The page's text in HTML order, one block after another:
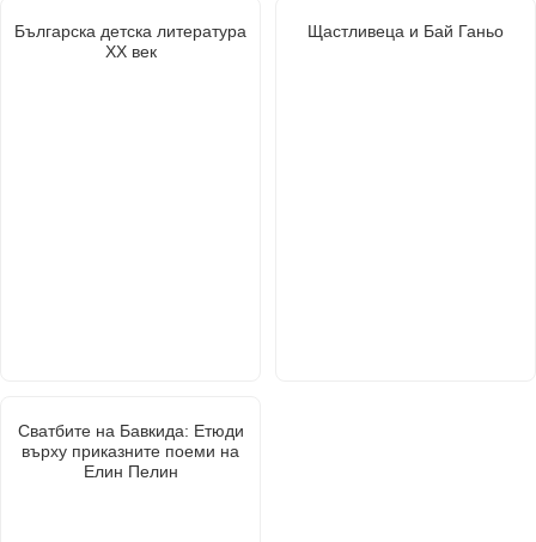
Българска детска литература
ХХ век
Щастливеца и Бай Ганьо
Сватбите на Бавкида: Етюди
върху приказните поеми на
Елин Пелин